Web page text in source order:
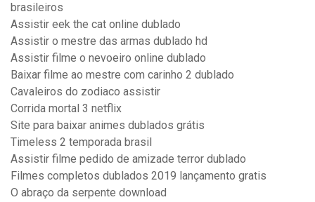
brasileiros
Assistir eek the cat online dublado
Assistir o mestre das armas dublado hd
Assistir filme o nevoeiro online dublado
Baixar filme ao mestre com carinho 2 dublado
Cavaleiros do zodiaco assistir
Corrida mortal 3 netflix
Site para baixar animes dublados grátis
Timeless 2 temporada brasil
Assistir filme pedido de amizade terror dublado
Filmes completos dublados 2019 lançamento gratis
O abraço da serpente download